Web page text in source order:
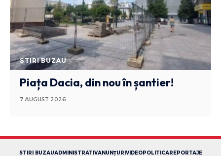
STIRI BUZAU
Piața Dacia, din nou în șantier!
7 AUGUST 2026
STIRI BUZAUADMINISTRATIVANUNȚURIVIDEOPOLITICAREPORTAJE